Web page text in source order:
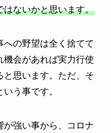
はないかと思います。
の野望は全く捨てて
機会があれば実力行使
と思います。ただ、そ
う事です。
が強い事から、コロナ